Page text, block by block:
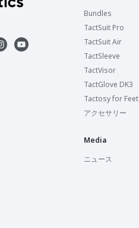
Bundles
TactSuit Pro
TactSuit Air
TactSleeve
TactVisor
TactGlove DK3
Tactosy for Feet
アクセサリー
Media
ニュース